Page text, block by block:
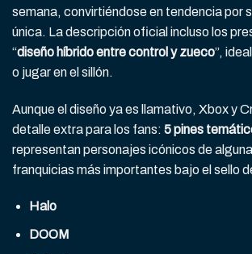
semana, convirtiéndose en tendencia por
única. La descripción oficial incluso los
“diseño híbrido entre control y zueco”,
o jugar en el sillón.
Aunque el diseño ya es llamativo, Xbox y
detalle extra para los fans: 5 pines
representan personajes icónicos de
franquicias más importantes bajo el sello
Halo
DOOM